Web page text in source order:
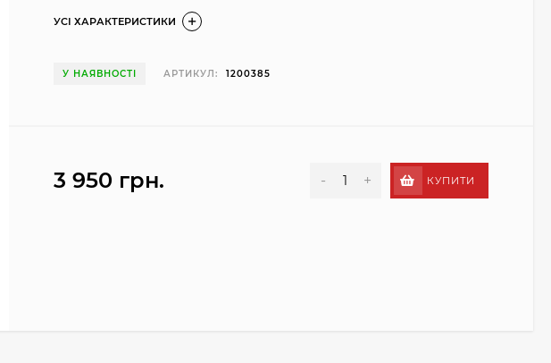
УСІ ХАРАКТЕРИСТИКИ
У НАЯВНОСТІ АРТИКУЛ: 1200385
3 950 грн. - + КУПИТИ